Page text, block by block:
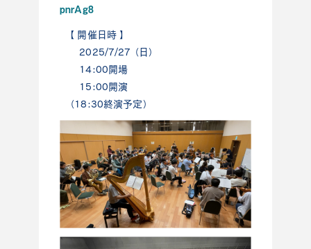
pnrAg8
【 開催日時 】
2025/7/27 （日）
14:00開場
15:00開演
（18:30終演予定）